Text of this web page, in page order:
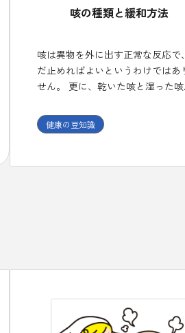
咳の種類と緩和方法
咳は異物を外に出す正常な反応で
だ止めればよいというわけではあ
せん。 更に、乾いた咳と湿った咳
が異なります。 また、咳止め薬に
中枢性と末梢性があり、喘息に中
があることも、頭においておくこ
健康の豆知識